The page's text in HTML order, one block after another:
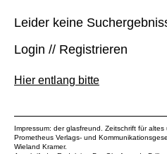
Leider keine
Login // Registrieren
Hier entlang bitte
Impressum: der glasfreund. Zeitschrift für
Prometheus Verlags- und
Wieland Kramer.